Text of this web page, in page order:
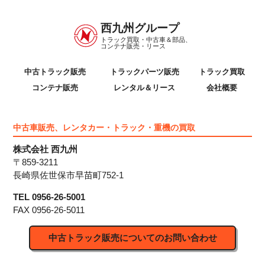
西九州グループ
トラック買取・中古車＆部品、
コンテナ販売・リース
中古トラック販売 トラックパーツ販売
トラック買取
コンテナ販売
レンタル＆リース 会社概要
中古車販売、レンタカー・トラック・重機の買取
株式会社 西九州
〒859-3211
長崎県佐世保市早苗町752-1
TEL0956-26-5001
FAX0956-26-5011
中古トラック販売についてのお問い合わせ